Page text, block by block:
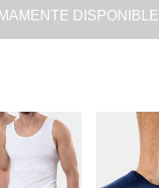
DISPONIBLE